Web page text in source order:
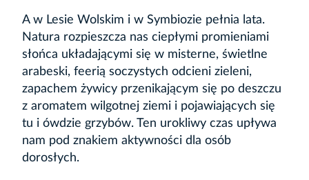
A w Lesie Wolskim i w Symbiozie pełnia lata.
Natura rozpieszcza nas ciepłymi promieniami
słońca układającymi się w misterne, świetlne
arabeski, feerią soczystych odcieni zieleni,
zapachem żywicy przenikającym się po deszczu
z aromatem wilgotnej ziemi i pojawiających się
tu i ówdzie grzybów. Ten urokliwy czas upływa
nam pod znakiem aktywności dla osób
dorosłych.